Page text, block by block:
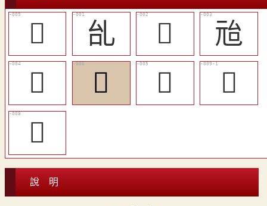
󱑘 乨 𠃭
兘
𠙉
󱑖 󱑕
󱑙
󱑗
說 明